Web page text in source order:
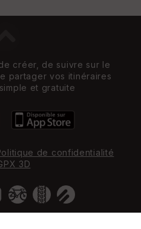
créer, de suivre sur le
partager vos itinéraires
et gratuite
de confidentialité
3D